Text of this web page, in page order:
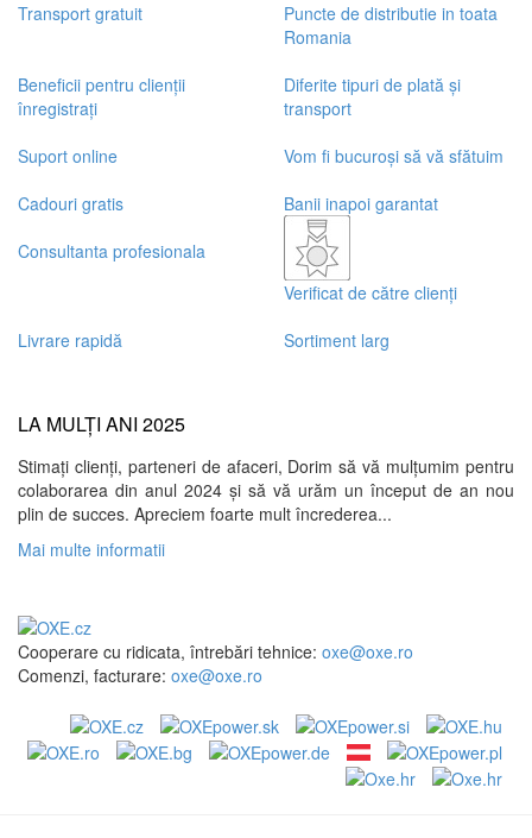
+
Transport gratuit
Puncte de distributie in toata
Romania
Beneficii pentru clienții
înregistrați
Diferite tipuri de plată și
transport
Suport online
Vom fi bucuroși să vă sfătuim
Cadouri gratis
Banii inapoi garantat
Consultanta profesionala
Verificat de către clienți
Livrare rapidă
Sortiment larg
LA MULȚI ANI 2025
Stimați clienți, parteneri de afaceri, Dorim să vă mulțumim pentru
colaborarea din anul 2024 și să vă urăm un început de an nou
plin de succes. Apreciem foarte mult încrederea...
Mai multe informatii
Cooperare cu ridicata, întrebări tehnice: oxe@oxe.ro
Comenzi, facturare: oxe@oxe.ro